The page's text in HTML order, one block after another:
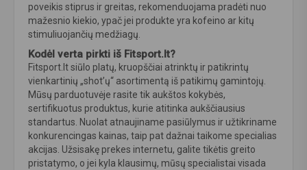
poveikis stiprus ir greitas, rekomenduojama pradėti nuo
mažesnio kiekio, ypač jei produkte yra kofeino ar kitų
stimuliuojančių medžiagų.
Kodėl verta pirkti iš Fitsport.lt?
Fitsport.lt siūlo platų, kruopščiai atrinktų ir patikrintų
vienkartinių „shot’ų“ asortimentą iš patikimų gamintojų.
Mūsų parduotuvėje rasite tik aukštos kokybės,
sertifikuotus produktus, kurie atitinka aukščiausius
standartus. Nuolat atnaujiname pasiūlymus ir užtikriname
konkurencingas kainas, taip pat dažnai taikome specialias
akcijas. Užsisakę prekes internetu, galite tikėtis greito
pristatymo, o jei kyla klausimų, mūsų specialistai visada